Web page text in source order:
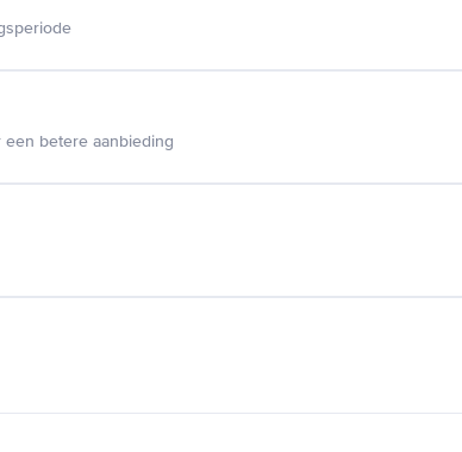
betere aanbieding